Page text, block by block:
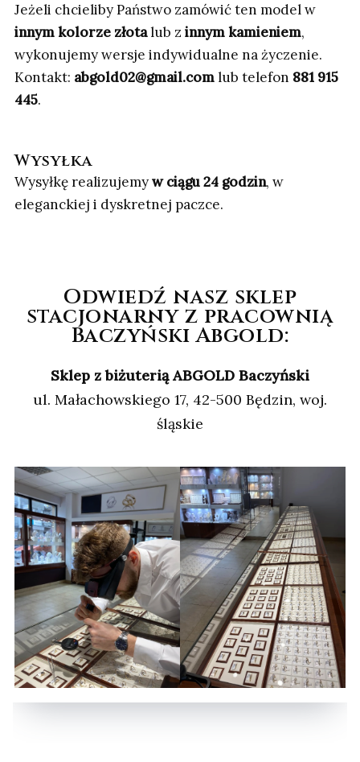
Jeżeli chcieliby Państwo zamówić ten model w
innym kolorze złotalub z innym kamieniem,
wykonujemy wersje indywidualne na życzenie.
Kontakt: abgold02@gmail.comlub telefon 881 915
445.
Wysyłka
Wysyłkę realizujemyw ciągu 24 godzin, w
eleganckiej i dyskretnej paczce.
Odwiedź nasz sklep
stacjonarny z pracownią
Baczyński Abgold:
Sklep z biżuterią ABGOLD Baczyński
ul. Małachowskiego 17, 42-500 Będzin, woj.
śląskie